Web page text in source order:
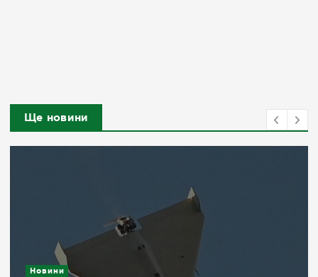
Ще новини
Новини